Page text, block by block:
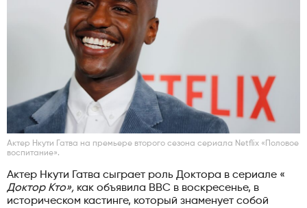
Актер Нкути Гатва на премьере второго сезона сериала Netflix «Половое
воспитание».
Актер Нкути Гатва сыграет роль Доктора в сериале «
Доктор Кто», как объявила BBC в воскресенье, в
историческом кастинге, который знаменует собой